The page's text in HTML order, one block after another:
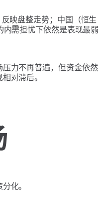
映盘整走势；中国（恒生
内需担忧下依然是表现最弱
力不再普遍，但资金依然
对滞后。
化。